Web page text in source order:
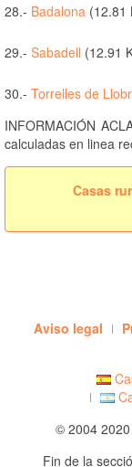
28.- Badalona (12.81
29.- Sabadell (12.91
30.- Torrelles de
INFORMACIÓN
calculadas en linea
Casas
Aviso legal
© 2004
Fin de la